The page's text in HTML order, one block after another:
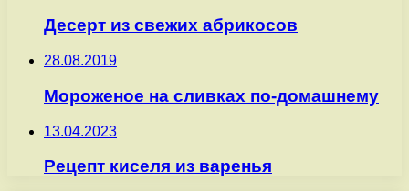
Десерт из свежих абрикосов
28.08.2019
Мороженое на сливках по-домашнему
13.04.2023
Рецепт киселя из варенья